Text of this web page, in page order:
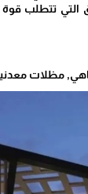
التي تتطلب
مظلات